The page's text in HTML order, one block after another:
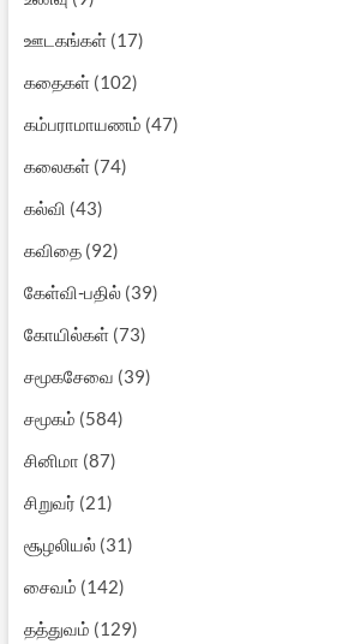
ஊடகங்கள்(17)
கதைகள்(102)
கம்பராமாயணம் (47)
கலைகள்(74)
கல்வி (43)
கவிதை(92)
கேள்வி-பதில்(39)
கோயில்கள்(73)
சமூகசேவை (39)
சமூகம் (584)
சினிமா (87)
சிறுவர் (21)
சூழலியல்(31)
சைவம் (142)
தத்துவம் (129)